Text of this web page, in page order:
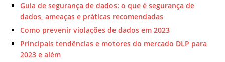
Guia de segurança de dados: o que é segurança de
dados, ameaças e práticas recomendadas
Como prevenir violações de dados em 2023
Principais tendências e motores do mercado DLP para
2023 e além